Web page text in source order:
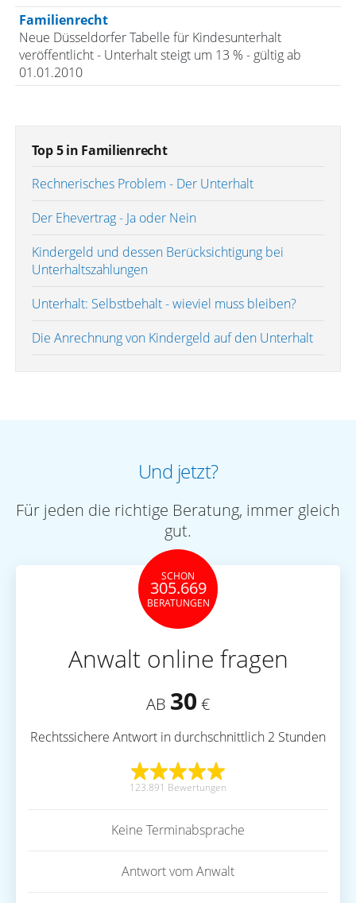
Familienrecht
Neue Düsseldorfer Tabelle für Kindesunterhalt
veröffentlicht - Unterhalt steigt um 13 % - gültig ab
01.01.2010
Top 5 in Familienrecht
Rechnerisches Problem - Der Unterhalt
Der Ehevertrag - Ja oder Nein
Kindergeld und dessen Berücksichtigung bei
Unterhaltszahlungen
Unterhalt: Selbstbehalt - wieviel muss bleiben?
Die Anrechnung von Kindergeld auf den Unterhalt
Und jetzt?
Für jeden die richtige Beratung, immer gleich
gut.
SCHON
305.669
BERATUNGEN
Anwalt online fragen
AB 30 €
Rechtssichere Antwort in durchschnittlich 2 Stunden
123.891 Bewertungen
Keine Terminabsprache
Antwort vom Anwalt